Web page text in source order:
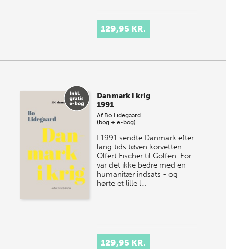
129,95 KR.
Danmark i krig
1991
Af Bo Lidegaard
(bog + e-bog)
I 1991 sendte Danmark efter
lang tids tøven korvetten
Olfert Fischer til Golfen. For
var det ikke bedre med en
humanitær indsats - og
hørte et lille l…
129,95 KR.